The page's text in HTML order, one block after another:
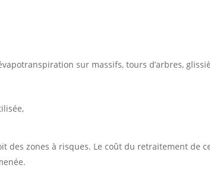
sur massifs, tours d’arbres,
des zones à risques. Le coût du retraitement de